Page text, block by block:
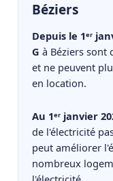
Béziers
Depuis le 1ᵉʳ
G à Béziers sont
et ne peuvent
en location.
Au 1ᵉʳ janvier
de l'électricité
peut améliorer
nombreux